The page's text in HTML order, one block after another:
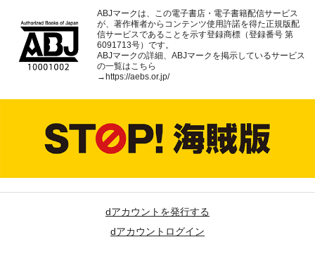
ABJマークは、この電子書店・電子書籍配信サービス
が、著作権者からコンテンツ使用許諾を得た正規版配
信サービスであることを示す登録商標（登録番号 第
6091713号）です。
ABJマークの詳細、ABJマークを掲示しているサービス
の一覧はこちら
→ https://aebs.or.jp/
dアカウントを発行する
dアカウントログイン